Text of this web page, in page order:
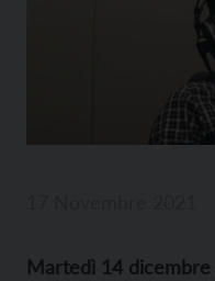
Martedì 14 dicembre